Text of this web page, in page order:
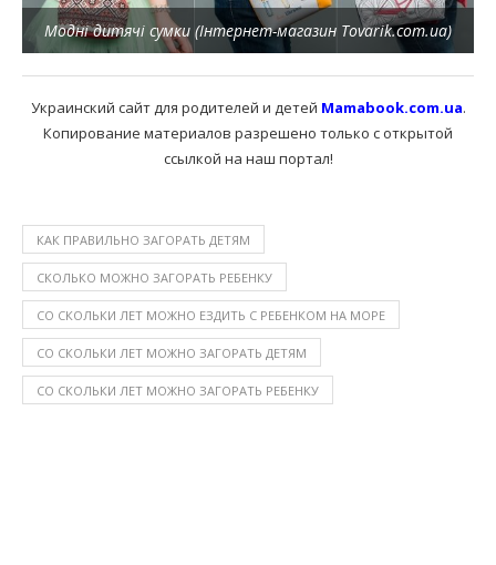
Модні дитячі сумки (Інтернет-магазин Tovarik.com.ua)
Украинский сайт для родителей и детей Mamabook.com.ua.
Копирование материалов разрешено только с открытой
ссылкой на наш портал!
КАК ПРАВИЛЬНО ЗАГОРАТЬ ДЕТЯМ
СКОЛЬКО МОЖНО ЗАГОРАТЬ РЕБЕНКУ
СО СКОЛЬКИ ЛЕТ МОЖНО ЕЗДИТЬ С РЕБЕНКОМ НА МОРЕ
СО СКОЛЬКИ ЛЕТ МОЖНО ЗАГОРАТЬ ДЕТЯМ
СО СКОЛЬКИ ЛЕТ МОЖНО ЗАГОРАТЬ РЕБЕНКУ